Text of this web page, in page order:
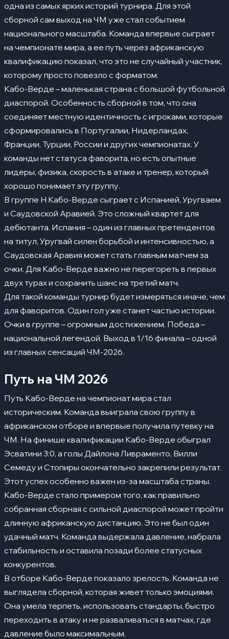
Дайлон Ливраменто
Логан Кошта
Кевин Пина
Сильные стороны
07 Слабые стороны
08 Группа и соперники
История выступлений на ЧМ
10 Прогноз на турнир
одна из самых ярких историй турнира. Для этой
сборной сам выход на ЧМ уже стал событием
национального масштаба. Команда впервые сыграет
на чемпионате мира, а ее путь через африканскую
квалификацию показал, что это не случайный участник,
которому просто повезло с форматом.
Кабо-Верде – маленькая страна с большой футбольной
диаспорой. Особенность сборной в том, что она
соединяет местную идентичность с игроками, которые
сформировались в Португалии, Нидерландах,
Франции, Турции, России и других чемпионатах. У
команды нет статуса фаворита, но есть опытные
лидеры, физика, скорость в атаке и тренер, который
хорошо понимает эту группу.
В группе H Кабо-Верде сыграет с Испанией, Уругваем
и Саудовской Аравией. Это сложный квартет для
дебютанта. Испания – один из главных претендентов
на титул, Уругвай силен борьбой и интенсивностью, а
Саудовская Аравия может стать главным матчем за
очки. Для Кабо-Верде важно не перегореть в первых
двух турах и сохранить шанс на третий матч.
Для такой команды турнир будет измеряться иначе, чем
для фаворитов. Один гол уже станет частью истории.
Очки в группе – огромным достижением. Победа –
национальной легендой. Выход в 1/16 финала – одной
из главных сенсаций ЧМ-2026.
Путь на ЧМ 2026
Путь Кабо-Верде на чемпионат мира стал
историческим. Команда выиграла свою группу в
африканском отборе и впервые получила путевку на
ЧМ. На финише квалификации Кабо-Верде обыграл
Эсватини 3:0, а голы Дайлона Ливраменто, Вилли
Семеду и Стопиры окончательно закрепили результат.
Этот успех особенно важен из-за масштаба страны.
Кабо-Верде стало примером того, как правильно
собранная сборная с сильной диаспорой может пройти
длинную африканскую дистанцию. Это не был один
удачный матч. Команда выдержала давление, набрала
стабильность и оставила позади более статусных
конкурентов.
В отборе Кабо-Верде показало зрелость. Команда не
выглядела сборной, которая живет только эмоциями.
Она умела терпеть, использовать стандарты, быстро
переходить в атаку и не разваливаться в матчах, где
давление было максимальным.